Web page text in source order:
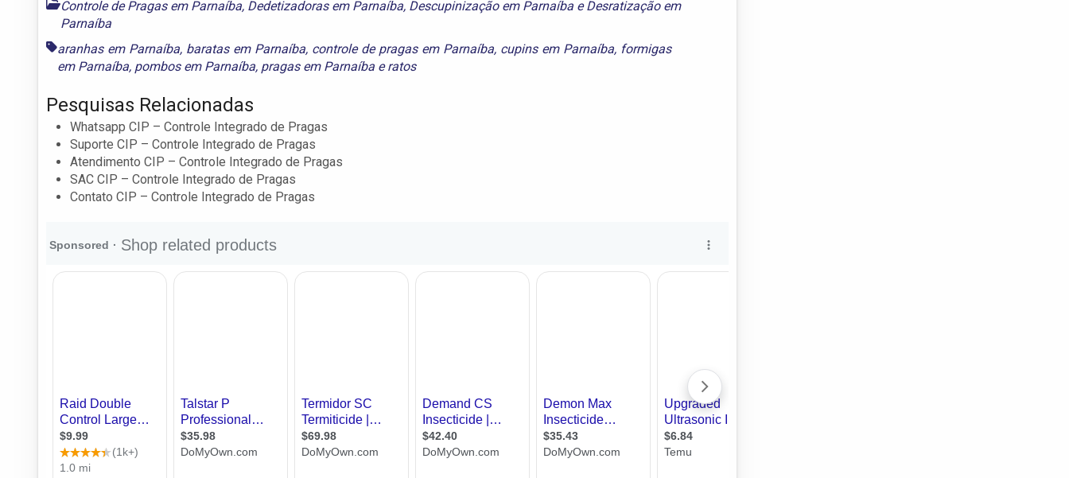
Controle de Pragas em Parnaíba, Dedetizadoras em Parnaíba, Descupinização em Parnaíba eDesratização em
Parnaíba
aranhas em Parnaíba, baratas em Parnaíba, controle de pragas em Parnaíba, cupins em Parnaíba, formigas
em Parnaíba, pombos em Parnaíba, pragas em Parnaíba eratos
Pesquisas Relacionadas
Whatsapp CIP – Controle Integrado de Pragas
Suporte CIP – Controle Integrado de Pragas
Atendimento CIP – Controle Integrado de Pragas
SAC CIP – Controle Integrado de Pragas
Contato CIP – Controle Integrado de Pragas